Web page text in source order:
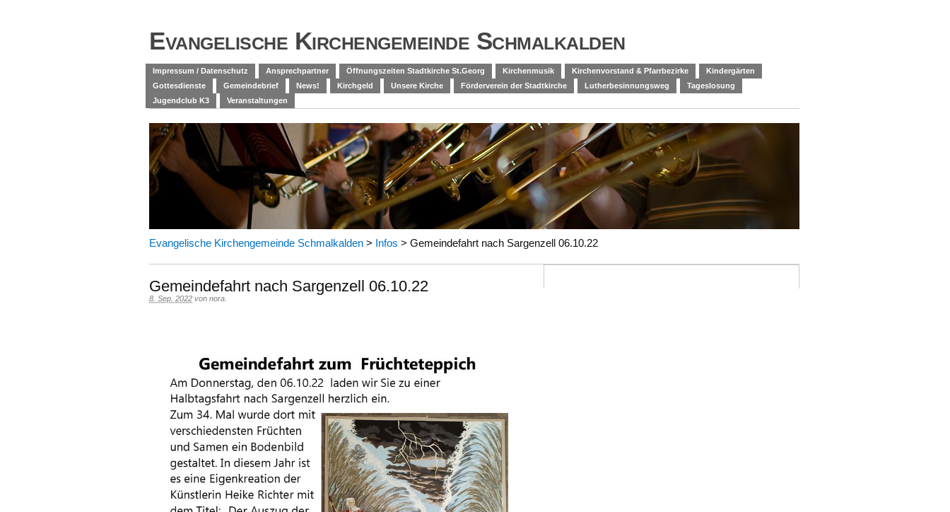
Evangelische Kirchengemeinde Schmalkalden
Impressum / Datenschutz Ansprechpartner Öffnungszeiten Stadtkirche St.Georg Kirchenmusik Kirchenvorstand & Pfarrbezirke
Kindergärten
Gottesdienste
Gemeindebrief News! Kirchgeld Unsere Kirche Förderverein der Stadtkirche Lutherbesinnungsweg
Tageslosung
Jugendclub K3
Veranstaltungen
Evangelische Kirchengemeinde Schmalkalden > Infos > Gemeindefahrt nach Sargenzell 06.10.22
Gemeindefahrt nach Sargenzell 06.10.22
8. Sep. 2022 von nora